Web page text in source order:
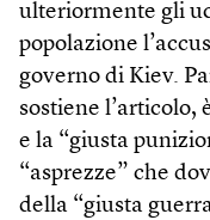
ulteriormente gli
popolazione
governo di Kiev.
sostiene l’articolo,
e la “giusta
“asprezze” che
della “giusta